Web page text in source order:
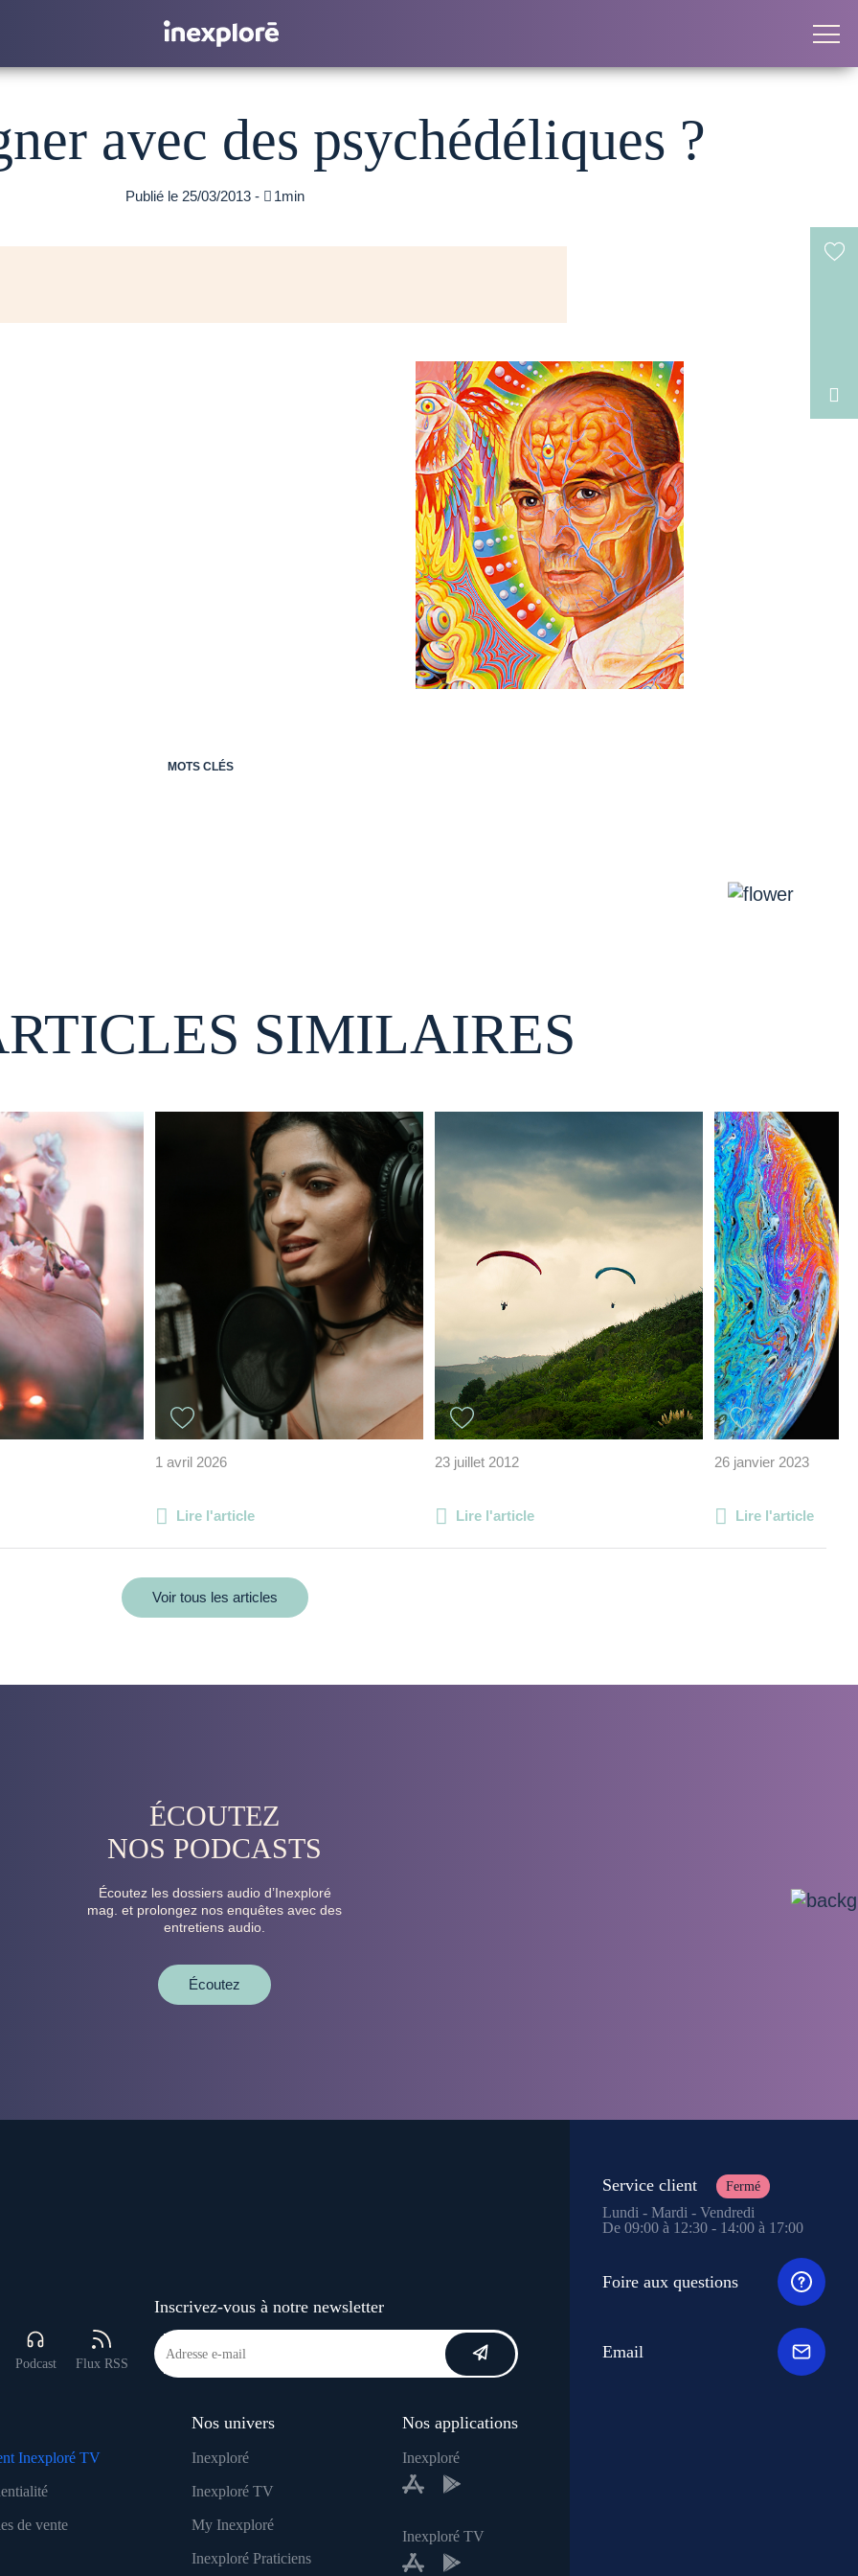
avec des psychédéliques ?
Publié le 25/03/2013 -  1min

MOTS CLÉS
SIMILAIRES
1 avril 2026
Lire l'article
23 juillet 2012
Lire l'article
26 janvier 2023
Lire l'article
Voir tous les articles
ÉCOUTEZ
NOS PODCASTS
Écoutez les dossiers audio d’Inexploré
mag. et prolongez nos enquêtes avec des
entretiens audio.
Écoutez
Podcast Flux RSS
Inscrivez-vous à notre newsletter
Inexploré TV
de vente
Nos univers
Inexploré
Inexploré TV
My Inexploré
Inexploré Praticiens
Nos applications
Inexploré
Inexploré TV
Service client Fermé
Lundi - Mardi - Vendredi
De 09:00 à 12:30 - 14:00 à 17:00
Foire aux questions
Email